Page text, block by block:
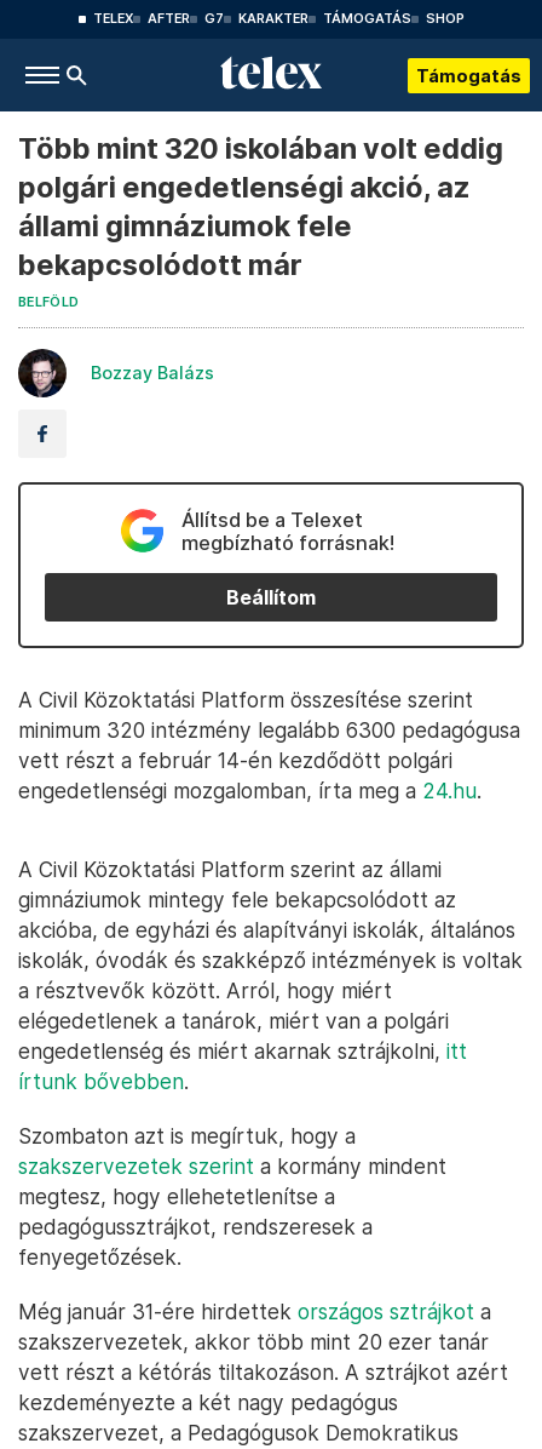
TELEX AFTER G7 KARAKTER TÁMOGATÁS SHOP
Támogatás
Több mint 320 iskolában volt eddig
polgári engedetlenségi akció, az
állami gimnáziumok fele
bekapcsolódott már
BELFÖLD
Bozzay Balázs
Állítsd be a Telexet
megbízható forrásnak!
Beállítom
A Civil Közoktatási Platform összesítése szerint
minimum 320 intézmény legalább 6300 pedagógusa
vett részt a február 14-én kezdődött polgári
engedetlenségi mozgalomban, írta meg a 24.hu.
A Civil Közoktatási Platform szerint az állami
gimnáziumok mintegy fele bekapcsolódott az
akcióba, de egyházi és alapítványi iskolák, általános
iskolák, óvodák és szakképző intézmények is voltak
a résztvevők között. Arról, hogy miért
elégedetlenek a tanárok, miért van a polgári
engedetlenség és miért akarnak sztrájkolni, itt
írtunk bővebben.
Szombaton azt is megírtuk, hogy a
szakszervezetek szerint a kormány mindent
megtesz, hogy ellehetetlenítse a
pedagógussztrájkot, rendszeresek a
fenyegetőzések.
Még január 31-ére hirdettek országos sztrájkot a
szakszervezetek, akkor több mint 20 ezer tanár
vett részt a kétórás tiltakozáson. A sztrájkot azért
kezdeményezte a két nagy pedagógus
szakszervezet, a Pedagógusok Demokratikus